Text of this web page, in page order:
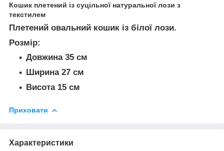
Кошик плетений із суцільної натуральної лози з
текстилем
Плетений овальний кошик із білої лози.
Розмір:
Довжина 35 см
Ширина 27 см
Висота 15 см
Приховати
Характеристики